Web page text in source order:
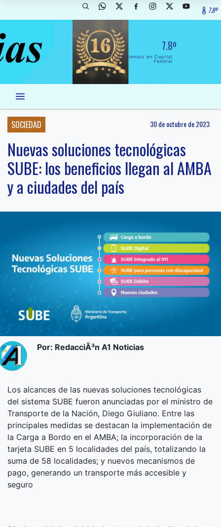
7.8º
7.8º
El Tiempo en Capital
Federal
SOCIEDAD 30 de octubre de 2023
Nuevas soluciones tecnológicas
SUBE: los beneficios llegan al AMBA
y a ciudades del país
Por: RedacciÃ³n A1 Noticias
Los alcances de las nuevas soluciones tecnológicas
del sistema SUBE fueron anunciadas por el ministro de
Transporte de la Nación, Diego Giuliano. Entre las
principales medidas se destacan la implementación de
la Carga a Bordo en el AMBA; la incorporación de la
tarjeta SUBE en 5 localidades del país, totalizando la
suma de 58 localidades; y nuevos mecanismos de
pago, generando un transporte más accesible y
seguro